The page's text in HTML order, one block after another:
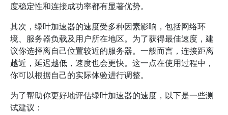
度稳定性和连接成功率都有显著优势。
其次，绿叶加速器的速度受多种因素影响，包括网络环
境、服务器负载及用户所在地区。为了获得最佳速度，建
议你选择离自己位置较近的服务器。一般而言，连接距离
越近，延迟越低，速度也会更快。这一点在使用过程中，
你可以根据自己的实际体验进行调整。
为了帮助你更好地评估绿叶加速器的速度，以下是一些测
试建议：